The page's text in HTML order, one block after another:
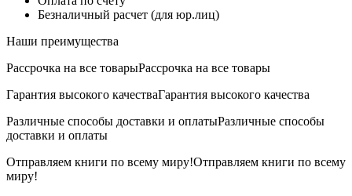
Безналичный расчет (для юр.лиц)
Наши преимущества
Рассрочка на все товарыРассрочка на все товары
Гарантия высокого качестваГарантия высокого качества
Различные способы доставки и оплатыРазличные способы
доставки и оплаты
Отправляем книги по всему миру!Отправляем книги по всему
миру!